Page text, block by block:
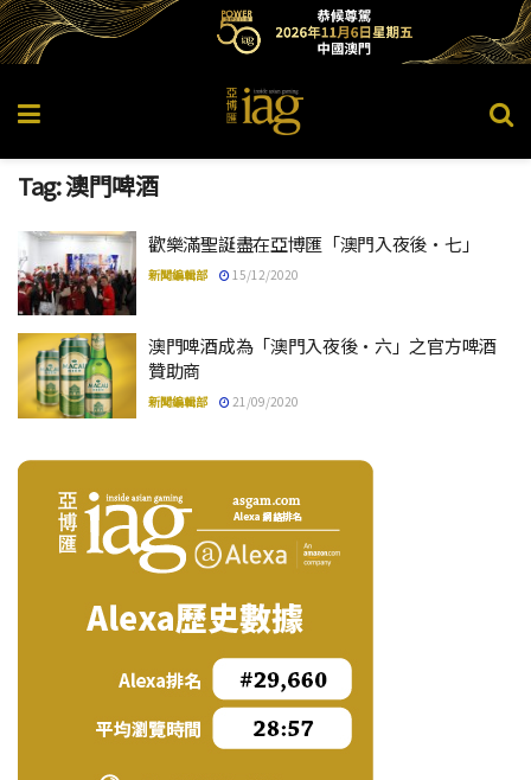
Tag:澳門啤酒
歡樂滿聖誕盡在亞博匯「澳門入夜後·七」
新聞編輯部 15/12/2020
澳門啤酒成為「澳門入夜後·六」之官方啤酒
贊助商
新聞編輯部 21/09/2020